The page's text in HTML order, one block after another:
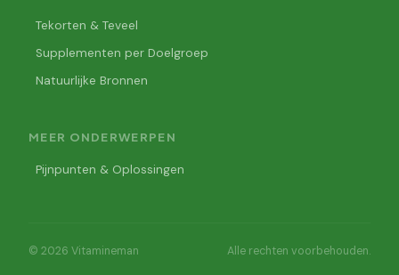
Tekorten & Teveel
Supplementen per Doelgroep
Natuurlijke Bronnen
MEER ONDERWERPEN
Pijnpunten & Oplossingen
© 2026 Vitamineman Alle rechten voorbehouden.